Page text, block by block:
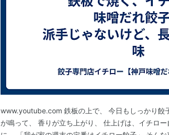
www.youtube.com 鉄板の上で、 今日もしっかり餃
が鳴って、 香りが立ち上がり、 仕上げは、イチロ